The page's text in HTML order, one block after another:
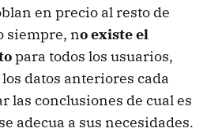
en precio al resto de
siempre, no existe el
para todos los usuarios,
datos anteriores cada
las conclusiones de cual es
adecua a sus necesidades.